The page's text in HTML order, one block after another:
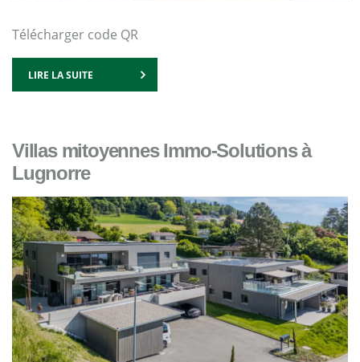
Télécharger code QR
LIRE LA SUITE
Villas mitoyennes Immo-Solutions à
Lugnorre